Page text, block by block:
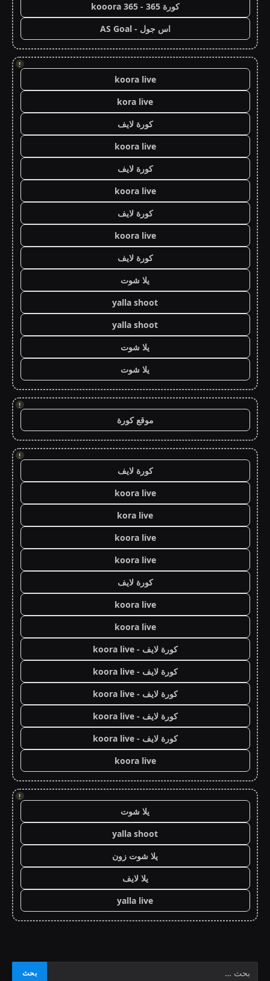
كورة 365 - kooora 365
اس جول - AS Goal
!
koora live
kora live
كورة لايف
koora live
كورة لايف
koora live
كورة لايف
koora live
كورة لايف
يلا شوت
yalla shoot
yalla shoot
يلا شوت
يلا شوت
!
موقع كورة
!
كورة لايف
koora live
kora live
koora live
koora live
كورة لايف
koora live
koora live
كورة لايف - koora live
كورة لايف - koora live
كورة لايف - koora live
كورة لايف - koora live
كورة لايف - koora live
koora live
!
يلا شوت
yalla shoot
يلا شوت زون
يلا لايف
yalla live